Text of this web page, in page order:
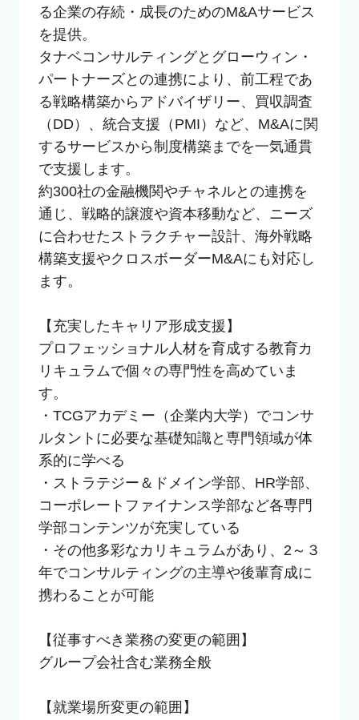
る企業の存続・成長のためのM&Aサービス
を提供。
タナベコンサルティングとグローウィン・
パートナーズとの連携により、前工程であ
る戦略構築からアドバイザリー、買収調査
（DD）、統合支援（PMI）など、M&Aに関
するサービスから制度構築までを一気通貫
で支援します。
約300社の金融機関やチャネルとの連携を
通じ、戦略的譲渡や資本移動など、ニーズ
に合わせたストラクチャー設計、海外戦略
構築支援やクロスボーダーM&Aにも対応し
ます。
【充実したキャリア形成支援】
プロフェッショナル人材を育成する教育カ
リキュラムで個々の専門性を高めていま
す。
・TCGアカデミー（企業内大学）でコンサ
ルタントに必要な基礎知識と専門領域が体
系的に学べる
・ストラテジー＆ドメイン学部、HR学部、
コーポレートファイナンス学部など各専門
学部コンテンツが充実している
・その他多彩なカリキュラムがあり、2～３
年でコンサルティングの主導や後輩育成に
携わることが可能
【従事すべき業務の変更の範囲】
グループ会社含む業務全般
【就業場所変更の範囲】